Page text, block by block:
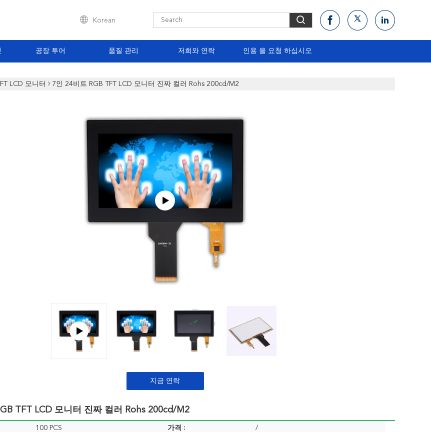
Korean
공장 투어 품질 관리 저희와 연락 인용 을 요청 하십시오
TFT LCD 모니터 7인 24비트 RGB TFT LCD 모니터 진짜 컬러 Rohs 200cd/m2
지금 연락
TFT LCD 모니터 진짜 컬러 Rohs 200cd/m2
100 PCS 가격 : /